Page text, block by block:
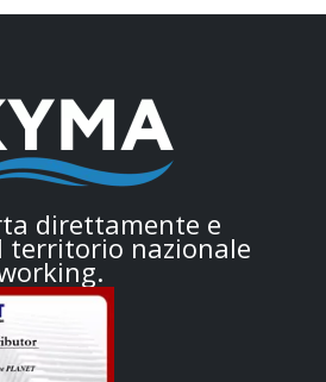
direttamente e
territorio nazionale